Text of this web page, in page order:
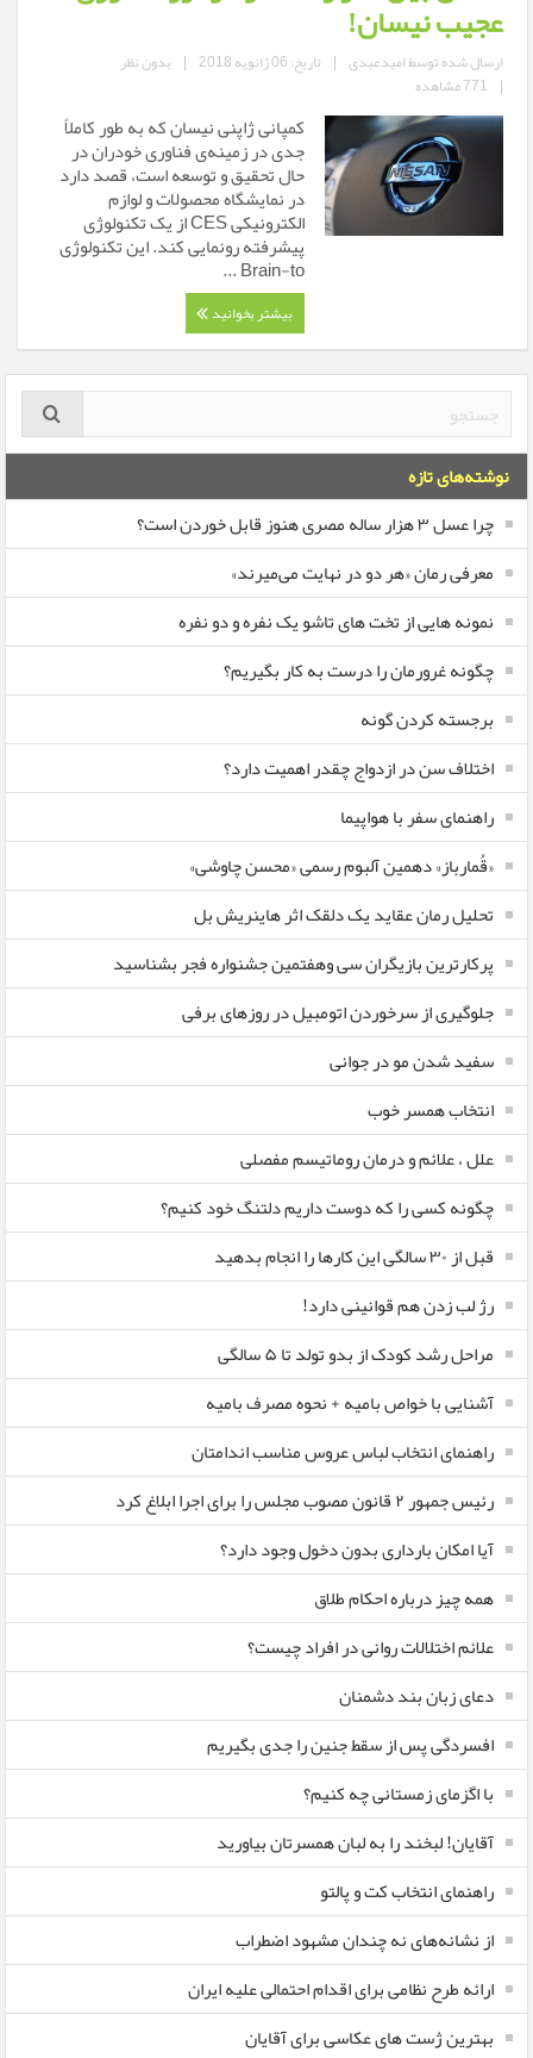
عجیب نیسان!
ارسال شده توسطامیدعبدی | تاریخ: 06 ژانویه 2018 | بدون نظر
| 771 مشاهده
کمپانی ژاپنی نیسان که به طور کاملاً
جدی در زمینه‌ی فناوری خودران در
حال تحقیق و توسعه است، قصد دارد
در نمایشگاه محصولات و لوازم
الکترونیکی CES از یک تکنولوژی
پیشرفته رونمایی کند. این تکنولوژی
Brain-to ...
بیشتر بخوانید
نوشته‌های تازه
چرا عسل ۳ هزار ساله‌ مصری هنوز قابل خوردن است؟
معرفی رمان «هر دو در نهایت می‌میرند»
نمونه هایی از تخت های تاشو یک نفره و دو نفره
چگونه غرورمان را درست به کار بگیریم؟
برجسته کردن گونه
اختلاف سن در ازدواج چقدر اهمیت دارد؟
راهنمای سفر با هواپیما
«قُمارباز» دهمین آلبوم رسمی «محسن چاوشی»
تحلیل رمان عقاید یک دلقک اثر هاینریش بل
پرکارترین بازیگران سی وهفتمین جشنواره فجر بشناسید
جلوگیری از سرخوردن اتومبیل در روزهای برفی
سفید شدن مو در جوانی
انتخاب همسر خوب
علل ، علائم و درمان روماتیسم مفصلی
چگونه کسی را که دوست داریم دلتنگ خود کنیم؟
قبل از ۳۰ سالگی این کارها را انجام بدهید
رژ لب زدن هم قوانینی دارد!
مراحل رشد کودک از بدو تولد تا ۵ سالگی
آشنایی با خواص بامیه + نحوه مصرف بامیه
راهنمای انتخاب لباس عروس مناسب اندامتان
رئیس جمهور ۲ قانون مصوب مجلس را برای اجرا ابلاغ کرد
آیا امکان بارداری بدون دخول وجود دارد؟
همه چیز درباره احکام طلاق
علائم اختلالات روانی در افراد چیست؟
دعای زبان بند دشمنان
افسردگی پس از سقط جنین را جدی بگیریم
با اگزمای زمستانی چه کنیم؟
آقایان! لبخند را به لبان همسرتان بیاورید
راهنمای انتخاب کت و پالتو
از نشانه‌های نه چندان مشهود اضطراب
ارائه طرح نظامی برای اقدام احتمالی علیه ایران
بهترین ژست های عکاسی برای آقایان